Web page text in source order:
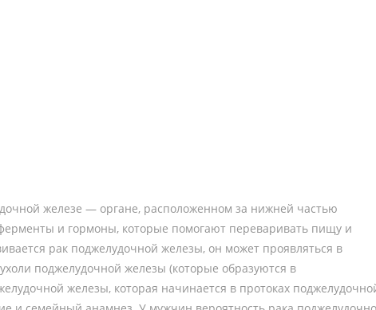
железе — органе, расположенном за нижней частью
и гормоны, которые помогают переваривать пищу и
рак поджелудочной железы, он может проявляться в
поджелудочной железы (которые образуются в
железы, которая начинается в протоках